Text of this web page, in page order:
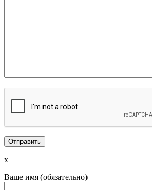
x
Ваше имя (обязательно)